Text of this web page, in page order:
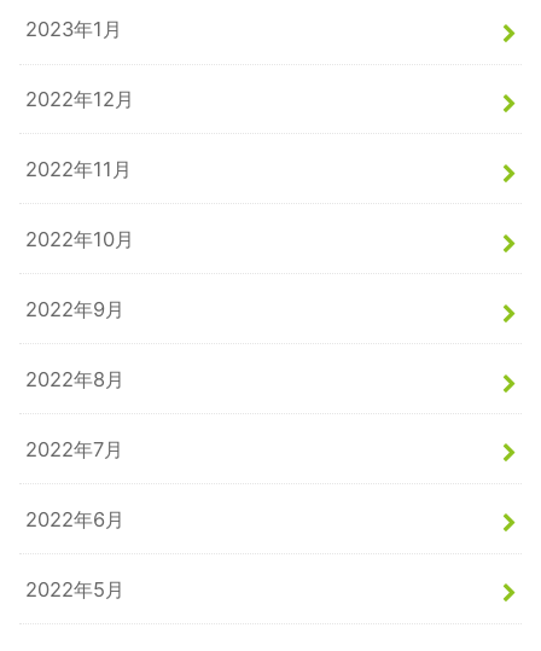
2023年1月
2022年12月
2022年11月
2022年10月
2022年9月
2022年8月
2022年7月
2022年6月
2022年5月